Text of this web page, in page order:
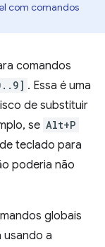
com comandos
comandos
. Essa é uma
de substituir
se Alt+P
teclado para
poderia não
globais
a